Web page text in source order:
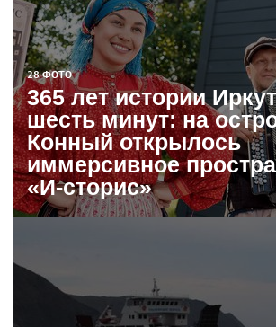
28 ФОТО
365 лет истории
шесть минут: на
Конный открылось
иммерсивное
«И-сторис»